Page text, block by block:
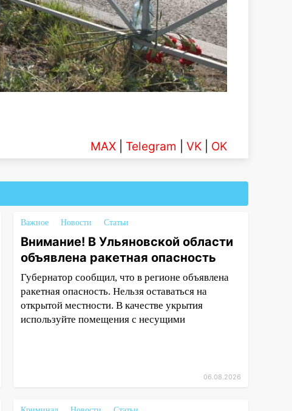
MAX Telegram VK OK
Важное Новости Статьи
Внимание! В Ульяновской области
объявлена ракетная опасность
Губернатор сообщил, что в регионе объявлена
ракетная опасность. Нельзя оставаться на
открытой местности. В качестве укрытия
используйте помещения с несущими
06.08.2026